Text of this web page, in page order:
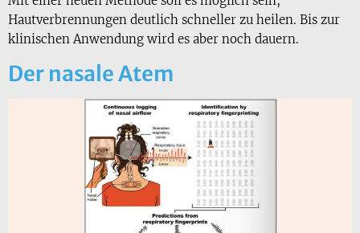
Hautverbrennungen deutlich schneller zu heilen. Bis zur
klinischen Anwendung wird es aber noch dauern.
Der nasale Atem